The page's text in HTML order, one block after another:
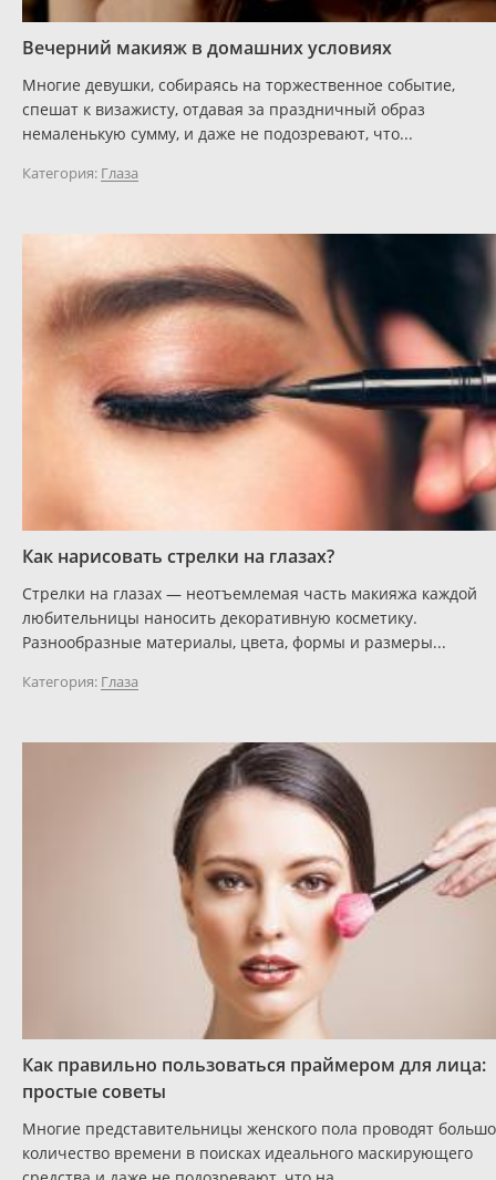
Вечерний макияж в домашних условиях
Многие девушки, собираясь на торжественное событие,
спешат к визажисту, отдавая за праздничный образ
немаленькую сумму, и даже не подозревают, что...
Категория: Глаза
Как нарисовать стрелки на глазах?
Стрелки на глазах — неотъемлемая часть макияжа каждой
любительницы наносить декоративную косметику.
Разнообразные материалы, цвета, формы и размеры...
Категория: Глаза
Как правильно пользоваться праймером для лица:
простые советы
Многие представительницы женского пола проводят
количество времени в поисках идеального маскирующего